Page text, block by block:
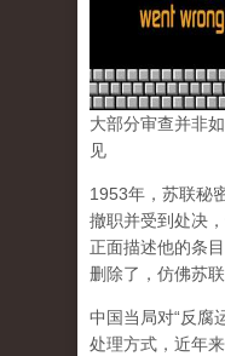
大部分审查并非
见
1953年，苏联秘
撤职并受到处决
正面描述他的条
删除了，仿佛苏
中国当局对“反腐
处理方式，近年